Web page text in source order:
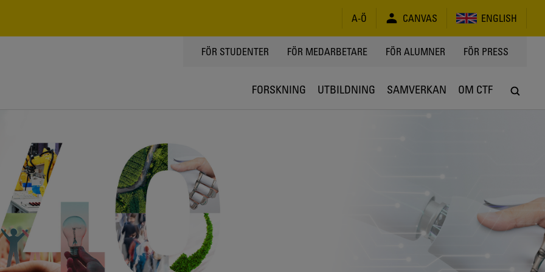
A-Ö CANVAS ENGLISH
TOPPMENY
FÖR STUDENTER FÖR MEDARBETARE FÖR ALUMNER FÖR PRESS
FORSKNING UTBILDNING SAMVERKAN OM CTF